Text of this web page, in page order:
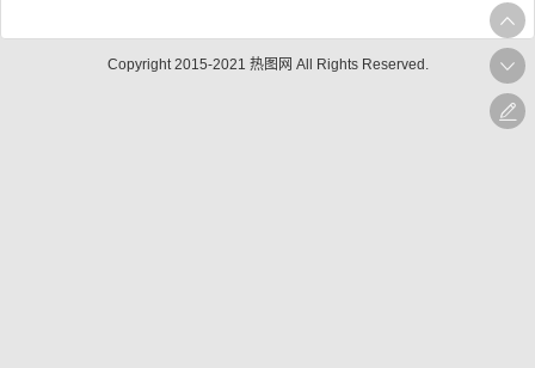
Copyright 2015-2021 热图网 All Rights Reserved.